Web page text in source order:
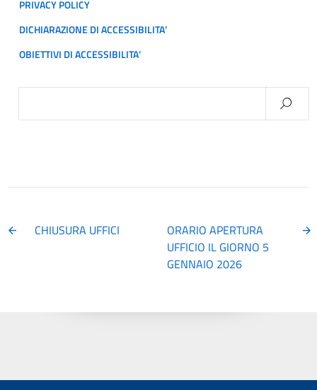
PRIVACY POLICY
DICHIARAZIONE DI ACCESSIBILITA’
OBIETTIVI DI ACCESSIBILITA’
CHIUSURA UFFICI
ORARIO APERTURA
UFFICIO IL GIORNO 5
GENNAIO 2026